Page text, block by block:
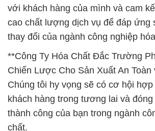
Chiến Lược Cho Sản Xuất An Toàn
Chúng tôi hy vọng sẽ có cơ hội
khách hàng trong tương lai và đóng
thành công của bạn trong ngành
chất.
# Địa chỉ chuyên kinh doanh _ bán
/ Axit Hydrofluoric Liquid 55% Can
Quốc China
# Địa chỉ kinh doanh ~ bán